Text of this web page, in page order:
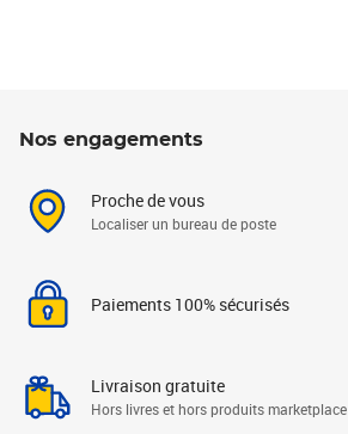
Nos engagements
Proche de vous
Localiser un bureau de poste
Paiements 100% sécurisés
Livraison gratuite
Hors livres et hors produits marketplace